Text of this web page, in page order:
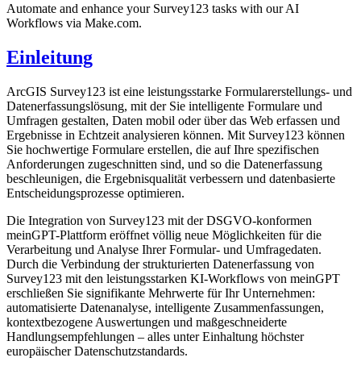
Automate and enhance your Survey123 tasks with our AI
Workflows via Make.com.
Einleitung
ArcGIS Survey123 ist eine leistungsstarke Formularerstellungs- und
Datenerfassungslösung, mit der Sie intelligente Formulare und
Umfragen gestalten, Daten mobil oder über das Web erfassen und
Ergebnisse in Echtzeit analysieren können. Mit Survey123 können
Sie hochwertige Formulare erstellen, die auf Ihre spezifischen
Anforderungen zugeschnitten sind, und so die Datenerfassung
beschleunigen, die Ergebnisqualität verbessern und datenbasierte
Entscheidungsprozesse optimieren.
Die Integration von Survey123 mit der DSGVO-konformen
meinGPT-Plattform eröffnet völlig neue Möglichkeiten für die
Verarbeitung und Analyse Ihrer Formular- und Umfragedaten.
Durch die Verbindung der strukturierten Datenerfassung von
Survey123 mit den leistungsstarken KI-Workflows von meinGPT
erschließen Sie signifikante Mehrwerte für Ihr Unternehmen:
automatisierte Datenanalyse, intelligente Zusammenfassungen,
kontextbezogene Auswertungen und maßgeschneiderte
Handlungsempfehlungen – alles unter Einhaltung höchster
europäischer Datenschutzstandards.